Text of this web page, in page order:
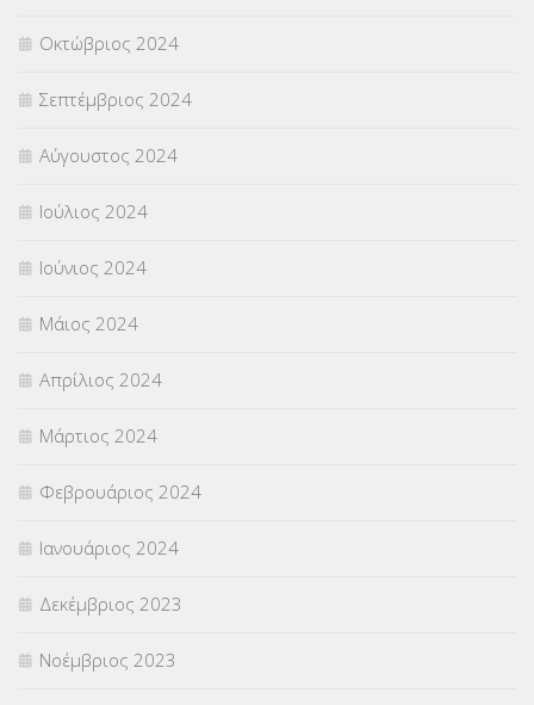
Οκτώβριος 2024
Σεπτέμβριος 2024
Αύγουστος 2024
Ιούλιος 2024
Ιούνιος 2024
Μάιος 2024
Απρίλιος 2024
Μάρτιος 2024
Φεβρουάριος 2024
Ιανουάριος 2024
Δεκέμβριος 2023
Νοέμβριος 2023